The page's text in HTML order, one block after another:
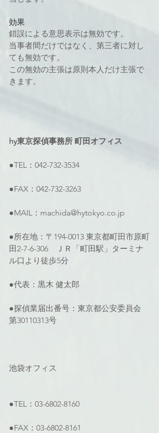
効果
錯誤による意思表示は無効です。
当事者間だけではなく、第三者に対し
ても無効です。
この無効の主張は原則本人だけ主張で
きます。
hy東京探偵事務所 町田オフィス
●TEL：042-732-3534
●FAX：042-732-3263
●MAIL：machida@hytokyo.co.jp
●所在地：〒194-0013 東京都町田市原町
田2-7-6-306　ＪＲ「町田駅」ターミナ
ル口より徒歩5分
●代表：黒木 健太郎
●探偵業届出番号：東京都公安委員会
第30110313号
池袋オフィス
●TEL：03-6802-8160
●FAX：03-6802-8161